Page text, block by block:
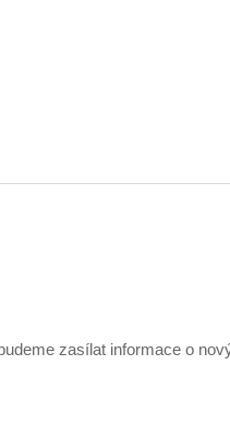
zasílat informace o